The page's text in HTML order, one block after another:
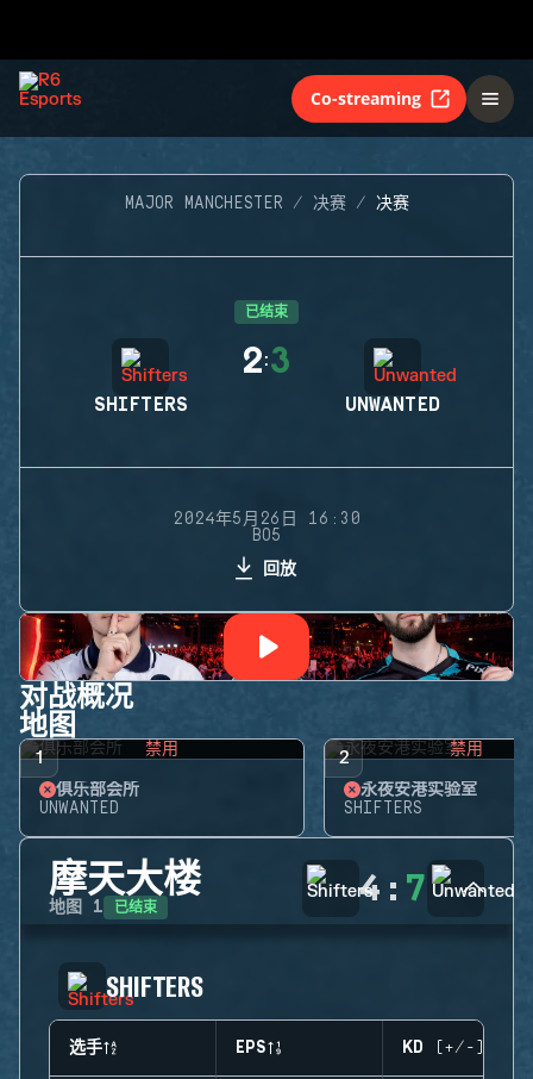
Co-streaming
MAJOR MANCHESTER 决赛 决赛
已结束
SHIFTERS
2:3
UNWANTED
2024年5月26日 16:30
BO5
回放
对战概况
地图
1 禁用
俱乐部会所
UNWANTED
2 禁用
永夜安港实验室
SHIFTERS
摩天大楼
地图 1 已结束 4 : 7
SHIFTERS
选手 EPS KD (+/-)